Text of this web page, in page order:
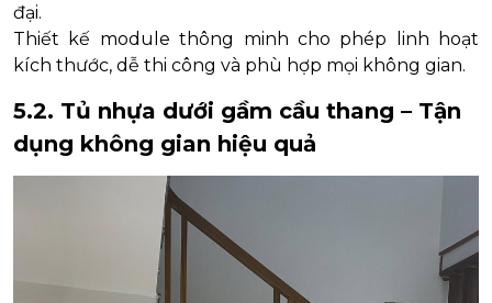
đại.
Thiết kế module thông minh cho phép linh hoạt
kích thước, dễ thi công và phù hợp mọi không gian.
5.2. Tủ nhựa dưới gầm cầu thang – Tận
dụng không gian hiệu quả